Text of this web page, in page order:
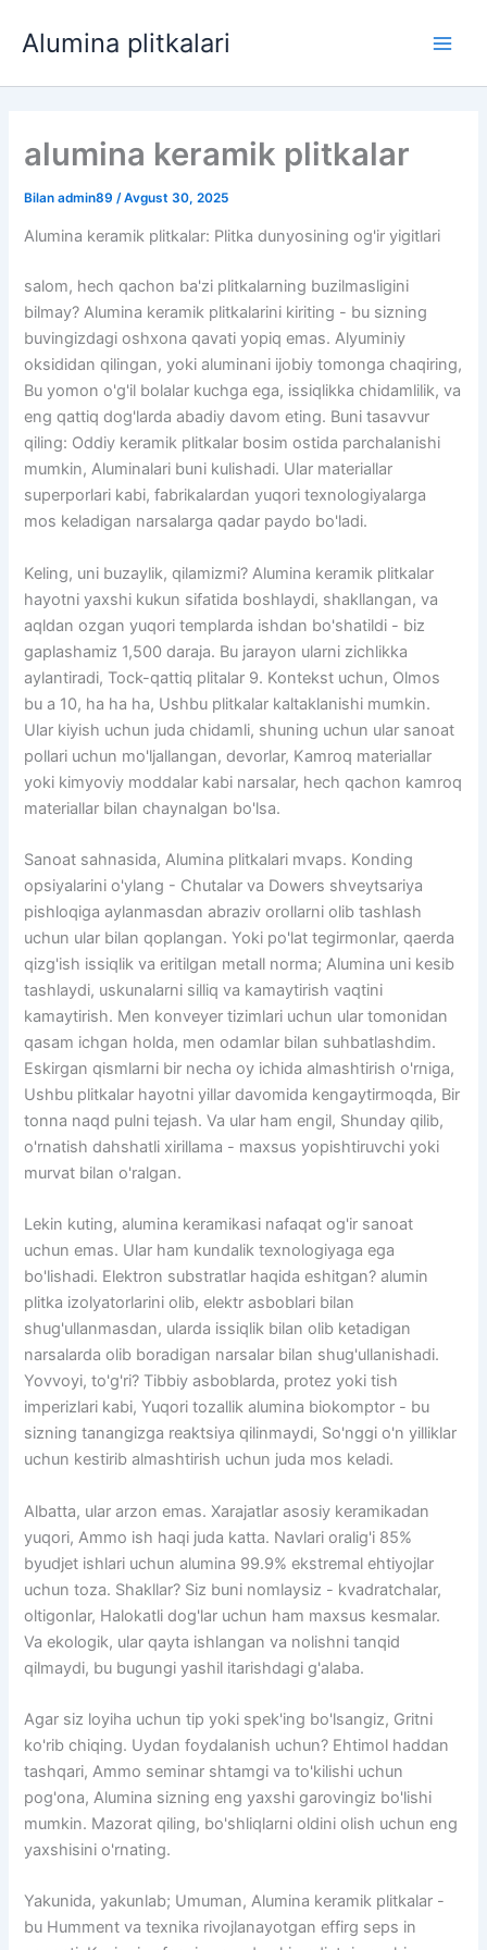
o'tishAlumina plitkalari
alumina keramik plitkalar
Bilanadmin89 /Avgust 30, 2025
Alumina keramik plitkalar: Plitka dunyosining og'ir yigitlari
salom, hech qachon ba'zi plitkalarning buzilmasligini
bilmay? Alumina keramik plitkalarini kiriting - bu sizning
buvingizdagi oshxona qavati yopiq emas. Alyuminiy
oksididan qilingan, yoki aluminani ijobiy tomonga chaqiring,
Bu yomon o'g'il bolalar kuchga ega, issiqlikka chidamlilik, va
eng qattiq dog'larda abadiy davom eting. Buni tasavvur
qiling: Oddiy keramik plitkalar bosim ostida parchalanishi
mumkin, Aluminalari buni kulishadi. Ular materiallar
superporlari kabi, fabrikalardan yuqori texnologiyalarga
mos keladigan narsalarga qadar paydo bo'ladi.
Keling, uni buzaylik, qilamizmi? Alumina keramik plitkalar
hayotni yaxshi kukun sifatida boshlaydi, shakllangan, va
aqldan ozgan yuqori templarda ishdan bo'shatildi - biz
gaplashamiz 1,500 daraja. Bu jarayon ularni zichlikka
aylantiradi, Tock-qattiq plitalar 9. Kontekst uchun, Olmos
bu a 10, ha ha ha, Ushbu plitkalar kaltaklanishi mumkin.
Ular kiyish uchun juda chidamli, shuning uchun ular sanoat
pollari uchun mo'ljallangan, devorlar, Kamroq materiallar
yoki kimyoviy moddalar kabi narsalar, hech qachon kamroq
materiallar bilan chaynalgan bo'lsa.
Sanoat sahnasida, Alumina plitkalari mvaps. Konding
opsiyalarini o'ylang - Chutalar va Dowers shveytsariya
pishloqiga aylanmasdan abraziv orollarni olib tashlash
uchun ular bilan qoplangan. Yoki po'lat tegirmonlar, qaerda
qizg'ish issiqlik va eritilgan metall norma; Alumina uni kesib
tashlaydi, uskunalarni silliq va kamaytirish vaqtini
kamaytirish. Men konveyer tizimlari uchun ular tomonidan
qasam ichgan holda, men odamlar bilan suhbatlashdim.
Eskirgan qismlarni bir necha oy ichida almashtirish o'rniga,
Ushbu plitkalar hayotni yillar davomida kengaytirmoqda, Bir
tonna naqd pulni tejash. Va ular ham engil, Shunday qilib,
o'rnatish dahshatli xirillama - maxsus yopishtiruvchi yoki
murvat bilan o'ralgan.
Lekin kuting, alumina keramikasi nafaqat og'ir sanoat
uchun emas. Ular ham kundalik texnologiyaga ega
bo'lishadi. Elektron substratlar haqida eshitgan? alumin
plitka izolyatorlarini olib, elektr asboblari bilan
shug'ullanmasdan, ularda issiqlik bilan olib ketadigan
narsalarda olib boradigan narsalar bilan shug'ullanishadi.
Yovvoyi, to'g'ri? Tibbiy asboblarda, protez yoki tish
imperizlari kabi, Yuqori tozallik alumina biokomptor - bu
sizning tanangizga reaktsiya qilinmaydi, So'nggi o'n yilliklar
uchun kestirib almashtirish uchun juda mos keladi.
Albatta, ular arzon emas. Xarajatlar asosiy keramikadan
yuqori, Ammo ish haqi juda katta. Navlari oralig'i 85%
byudjet ishlari uchun alumina 99.9% ekstremal ehtiyojlar
uchun toza. Shakllar? Siz buni nomlaysiz - kvadratchalar,
oltigonlar, Halokatli dog'lar uchun ham maxsus kesmalar.
Va ekologik, ular qayta ishlangan va nolishni tanqid
qilmaydi, bu bugungi yashil itarishdagi g'alaba.
Agar siz loyiha uchun tip yoki spek'ing bo'lsangiz, Gritni
ko'rib chiqing. Uydan foydalanish uchun? Ehtimol haddan
tashqari, Ammo seminar shtamgi va to'kilishi uchun
pog'ona, Alumina sizning eng yaxshi garovingiz bo'lishi
mumkin. Mazorat qiling, bo'shliqlarni oldini olish uchun eng
yaxshisini o'rnating.
Yakunida, yakunlab; Umuman, Alumina keramik plitkalar -
bu Humment va texnika rivojlanayotgan effirg seps in